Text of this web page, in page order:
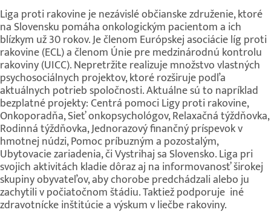
Liga proti rakovine je nezávislé občianske združenie, ktoré
na Slovensku pomáha onkologickým pacientom a ich
blízkym už 30 rokov. Je členom Európskej asociácie líg proti
rakovine (ECL) a členom Únie pre medzinárodnú kontrolu
rakoviny (UICC). Nepretržite realizuje množstvo vlastných
psychosociálnych projektov, ktoré rozširuje podľa
aktuálnych potrieb spoločnosti. Aktuálne sú to napríklad
bezplatné projekty: Centrá pomoci Ligy proti rakovine,
Onkoporadňa, Sieť onkopsychológov, Relaxačná týždňovka,
Rodinná týždňovka, Jednorazový finančný príspevok v
hmotnej núdzi, Pomoc príbuzným a pozostalým,
Ubytovacie zariadenia, či Vystrihaj sa Slovensko. Liga pri
svojich aktivitách kladie dôraz aj na informovanosť širokej
skupiny obyvateľov, aby chorobe predchádzali alebo ju
zachytili v počiatočnom štádiu. Taktiež podporuje iné
zdravotnícke inštitúcie a výskum v liečbe rakoviny.